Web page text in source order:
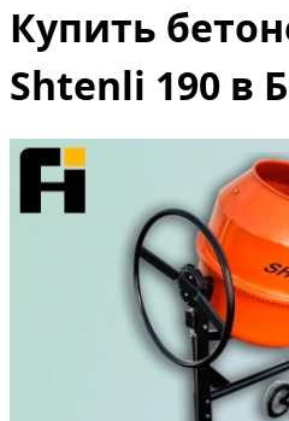
Купить
Shtenli 190 в